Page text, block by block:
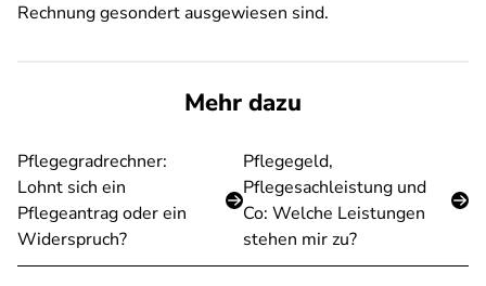
Rechnung gesondert ausgewiesen sind.
Mehr dazu
Pflegegradrechner:
Lohnt sich ein
Pflegeantrag oder ein
Widerspruch?
Pflegegeld,
Pflegesachleistung und
Co: Welche Leistungen
stehen mir zu?